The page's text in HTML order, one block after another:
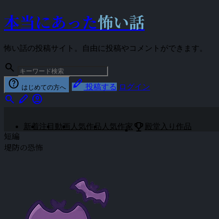
本当にあった怖い話
怖い話の投稿サイト。自由に投稿やコメントができます。
search
help はじめての方へ stylus 投稿する ログイン
search stylus account_circle
新着 注目 動画 人気作品 人気作家 emoji_events 殿堂入り作品
短編
堤防の恐怖